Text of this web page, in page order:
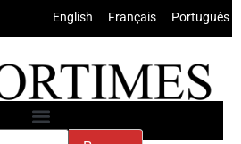
English Français Português